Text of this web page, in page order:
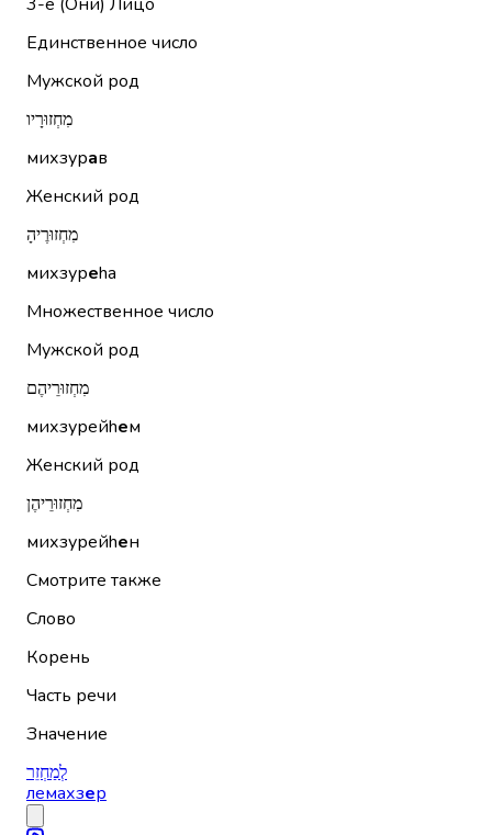
Единственное число
Мужской род
מִחְזוּרָיו
михзурав
Женский род
מִחְזוּרֶיהָ
михзуреhа
Множественное число
Мужской род
מִחְזוּרֵיהֶם
михзурейhем
Женский род
מִחְזוּרֵיהֶן
михзурейhен
Смотрите также
Слово
Корень
Часть речи
Значение
לְמַחְזֵר
лемахзер